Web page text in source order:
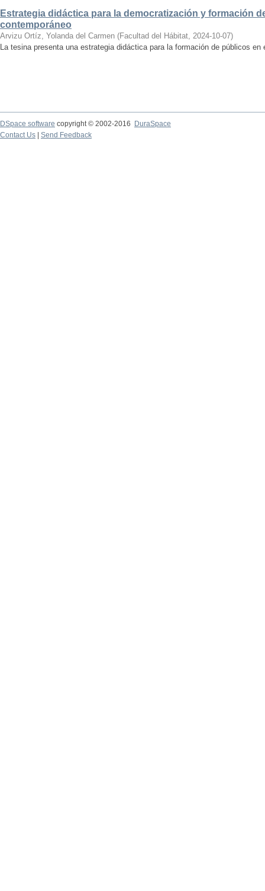
Estrategia didáctica para la democratización y formación
contemporáneo
Arvizu Ortíz, Yolanda del Carmen (Facultad del Hábitat, 2024-10-07)
La tesina presenta una estrategia didáctica para la formación de públicos en
DSpace software copyright © 2002-2016
DuraSpace
Contact Us
Send Feedback